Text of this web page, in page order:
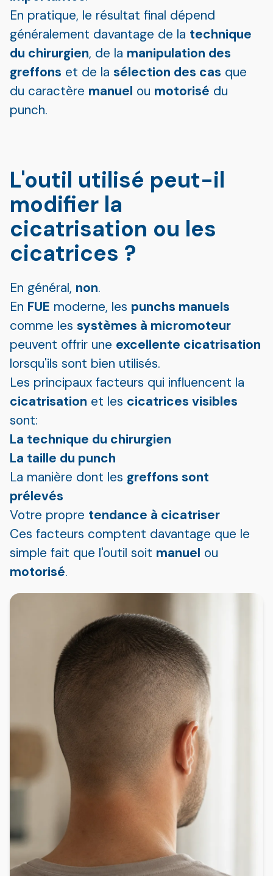
En pratique, le résultat final dépend
généralement davantage de la technique
du chirurgien, de la manipulation des
greffons et de la sélection des cas que
du caractère manuel ou motorisé du
punch.
L'outil utilisé peut-il
modifier la
cicatrisation ou les
cicatrices ?
En général, non.
En FUE moderne, les punchs manuels
comme les systèmes à micromoteur
peuvent offrir une excellente cicatrisation
lorsqu'ils sont bien utilisés.
Les principaux facteurs qui influencent la
cicatrisation et les cicatrices visibles
sont:
La technique du chirurgien
La taille du punch
La manière dont les greffons sont
prélevés
Votre propre tendance à cicatriser
Ces facteurs comptent davantage que le
simple fait que l'outil soit manuel ou
motorisé.